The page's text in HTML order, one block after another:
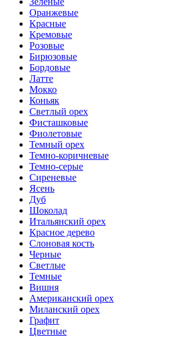
Оранжевые
Красные
Кремовые
Розовые
Бирюзовые
Бордовые
Латте
Мокко
Коньяк
Светлый орех
Фисташковые
Фиолетовые
Темный орех
Темно-коричневые
Темно-серые
Сиреневые
Ясень
Дуб
Шоколад
Итальянский орех
Красное дерево
Слоновая кость
Черные
Светлые
Темные
Вишня
Американский орех
Миланский орех
Графит
Цветные